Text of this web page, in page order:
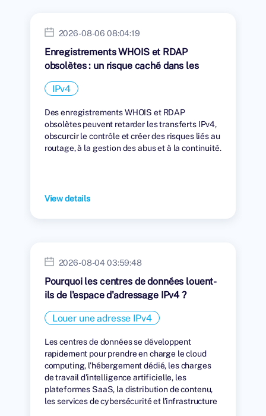
2026-08-06 08:04:19
Enregistrements WHOIS et RDAP
obsolètes : un risque caché dans les
transferts IPv4
IPv4
Des enregistrements WHOIS et RDAP
obsolètes peuvent retarder les transferts IPv4,
obscurcir le contrôle et créer des risques liés au
routage, à la gestion des abus et à la continuité.
View details
2026-08-04 03:59:48
Pourquoi les centres de données louent-
ils de l'espace d'adressage IPv4 ?
Louer une adresse IPv4
Les centres de données se développent
rapidement pour prendre en charge le cloud
computing, l'hébergement dédié, les charges
de travail d'intelligence artificielle, les
plateformes SaaS, la distribution de contenu,
les services de cybersécurité et l'infrastructure